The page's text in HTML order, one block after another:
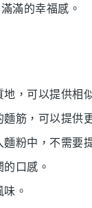
滿的幸福感。
，可以提供相
筋，可以提供
粉中，不需要
口感。
。